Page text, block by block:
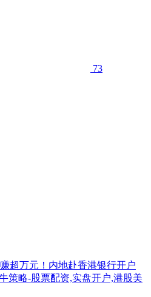
73